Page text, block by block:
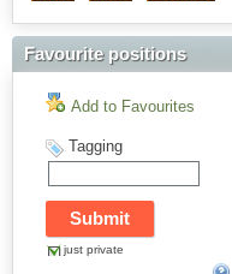
Favourite positions
Add to Favourites
Tagging
just private